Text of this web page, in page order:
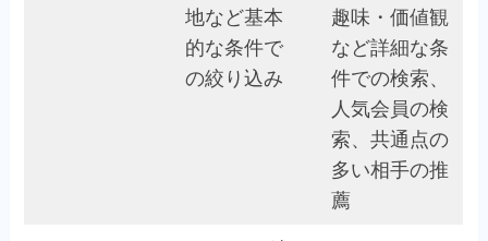
地など基本
的な条件で
の絞り込み
趣味・価値観
など詳細な条
件での検索、
人気会員の検
索、共通点の
多い相手の推
薦